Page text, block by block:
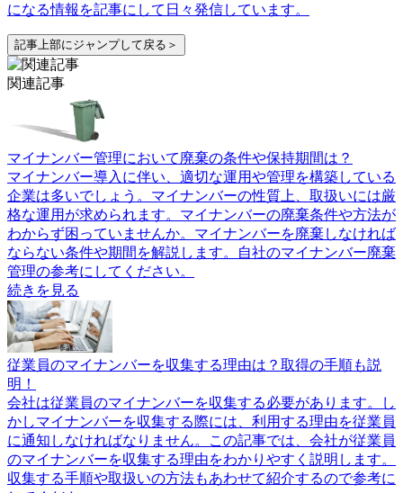
になる情報を記事にして日々発信しています。
記事上部にジャンプして戻る＞
関連記事
マイナンバー管理において廃棄の条件や保持期間は？
マイナンバー導入に伴い、適切な運用や管理を構築している
企業は多いでしょう。マイナンバーの性質上、取扱いには厳
格な運用が求められます。マイナンバーの廃棄条件や方法が
わからず困っていませんか。マイナンバーを廃棄しなければ
ならない条件や期間を解説します。自社のマイナンバー廃棄
管理の参考にしてください。
続きを見る
従業員のマイナンバーを収集する理由は？取得の手順も説
明！
会社は従業員のマイナンバーを収集する必要があります。し
かしマイナンバーを収集する際には、利用する理由を従業員
に通知しなければなりません。この記事では、会社が従業員
のマイナンバーを収集する理由をわかりやすく説明します。
収集する手順や取扱いの方法もあわせて紹介するので参考に